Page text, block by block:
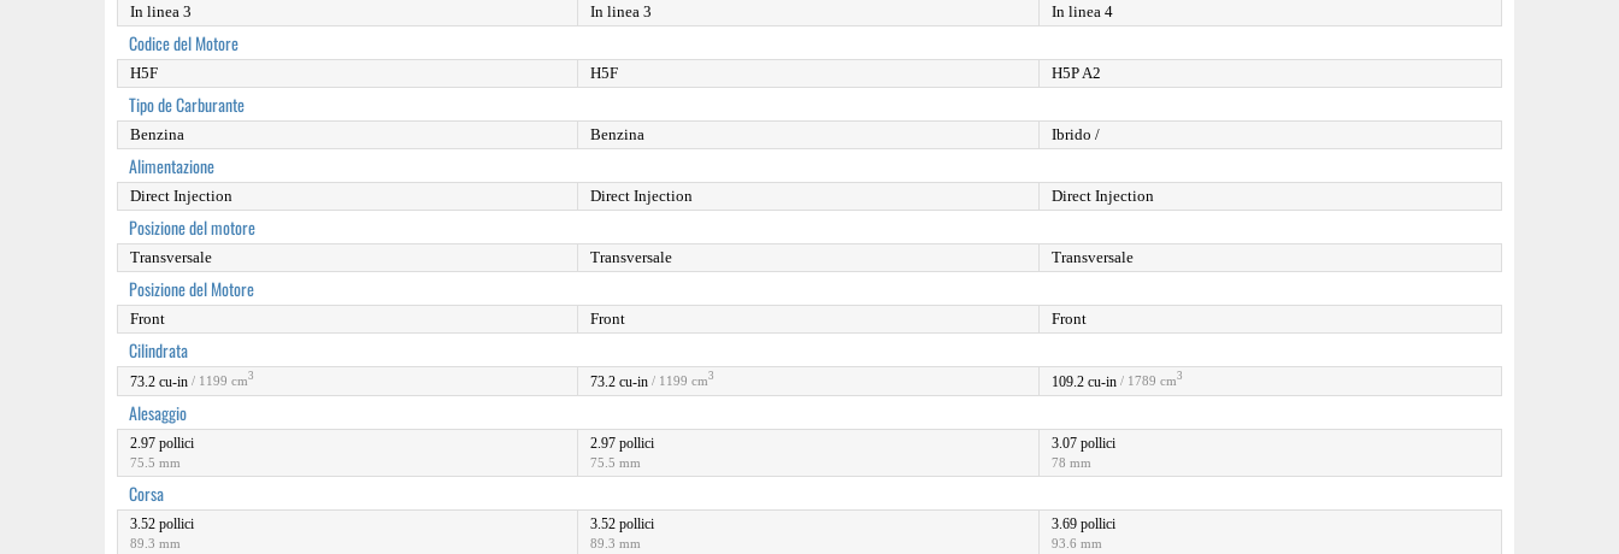
In linea 3 In linea 3 In linea 4
Codice del Motore
H5F H5F H5P A2
Tipo de Carburante
Benzina Benzina Ibrido /
Alimentazione
Direct Injection Direct Injection Direct Injection
Posizione del motore
Transversale Transversale Transversale
Posizione del Motore
Front Front Front
Cilindrata
73.2 cu-in / 1199 cm3 73.2 cu-in / 1199 cm3 109.2 cu-in / 1789 cm3
Alesaggio
2.97 pollici
75.5 mm
2.97 pollici
75.5 mm
3.07 pollici
78 mm
Corsa
3.52 pollici
89.3 mm
3.52 pollici
89.3 mm
3.69 pollici
93.6 mm